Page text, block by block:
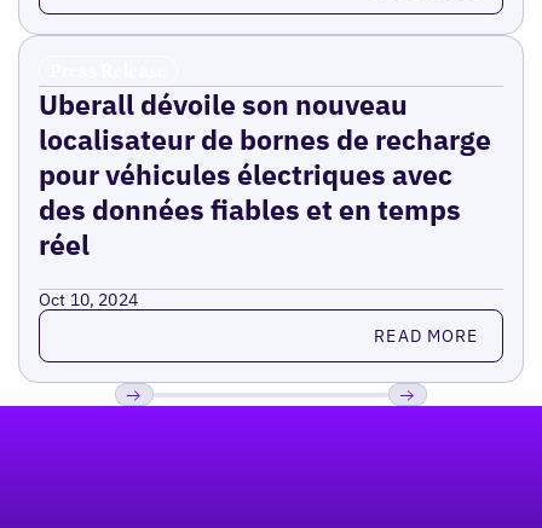
Uberall dévoile son nouveau
localisateur de bornes de recharge
pour véhicules électriques avec
des données fiables et en temps
réel
Oct 10, 2024
Read more READ MORE